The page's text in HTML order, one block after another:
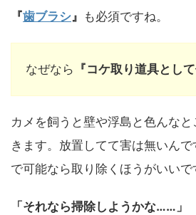
『歯ブラシ』 も必須ですね。
なぜなら 『コケ取り道具として
カメを飼うと壁や浮島と色んな
きます。 放置してて害は無いん
で可能なら取り除くほうがいいで
「それなら掃除しようかな……」